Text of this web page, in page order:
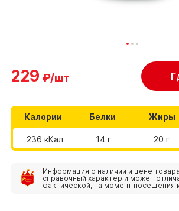
229 ₽/шт
Калории Белки Жиры
236 кКал 14 г 20 г
Информация о наличии и цене
справочный характер и может
фактической, на момент посещения